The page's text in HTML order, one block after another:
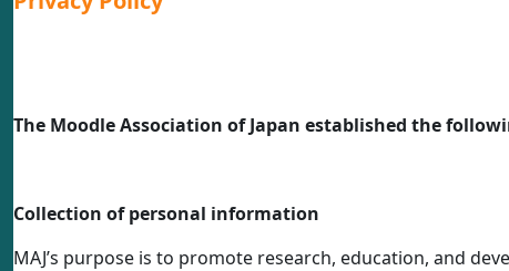
The Moodle Association of Japan established the
Collection of personal information
MAJ’s purpose is to promote research, education, and